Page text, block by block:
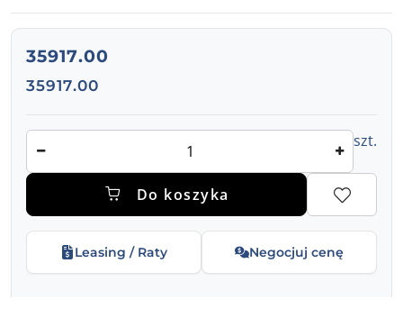
cena:
35917.00
Cena:
35917.00
Ilość szt.
Do koszyka
Leasing / Raty Negocjuj cenę